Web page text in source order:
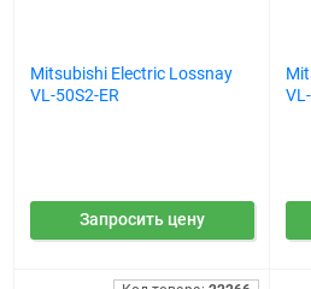
Mitsubishi Electric Lossnay
VL-50S2-ER
Запросить цену